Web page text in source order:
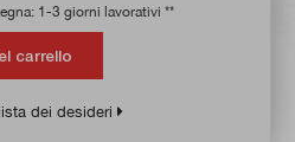
1-3 giorni lavorativi **
carrello
dei desideri